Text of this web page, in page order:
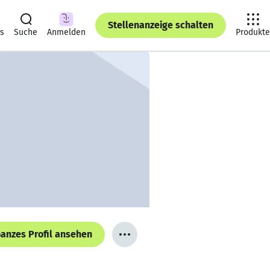
Suche Anmelden
Stellenanzeige schalten
Produkte
Profil ansehen